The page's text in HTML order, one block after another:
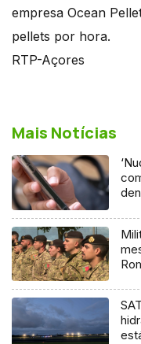
empresa Ocean
pellets por hora.
RTP-Açores
Mais Notícias